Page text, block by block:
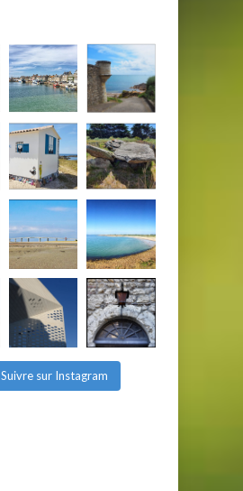
Suivre sur Instagram